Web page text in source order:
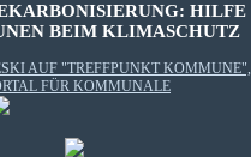
HILFE
BEIM KLIMASCHUTZ
AUF "TREFFPUNKT KOMMUNE",
FÜR KOMMUNALE